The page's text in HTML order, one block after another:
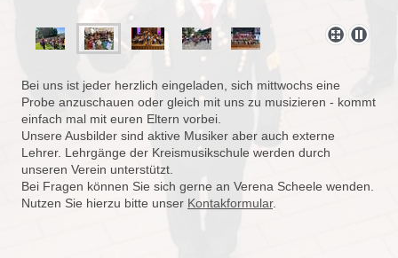
Bei uns ist jeder herzlich eingeladen, sich mittwochs eine
Probe anzuschauen oder gleich mit uns zu musizieren - kommt
einfach mal mit euren Eltern vorbei.
Unsere Ausbilder sind aktive Musiker aber auch externe
Lehrer. Lehrgänge der Kreismusikschule werden durch
unseren Verein unterstützt.
Bei Fragen können Sie sich gerne an Verena Scheele wenden.
Nutzen Sie hierzu bitte unser Kontakformular.